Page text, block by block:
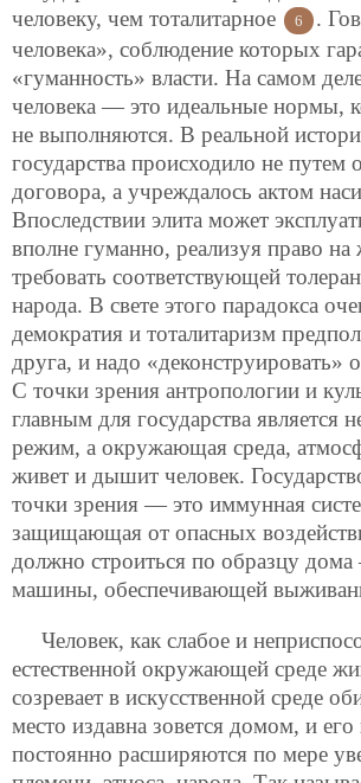
человеку, чем тоталитарное
6
.
человека», соблюдение которых
«гуманность» власти. На самом
человека — это идеальные нормы,
не выполняются. В реальной
государства происходило не путем
договора, а учреждалось актом
Впоследствии элита может
вполне гуманно, реализуя право на
требовать соответствующей
народа. В свете этого парадокса
демократия и тоталитаризм
друга, и надо «деконструировать»
С точки зрения антропологии и
главным для государства является
режим, а окружающая среда,
живет и дышит человек.
точки зрения — это иммунная
защищающая от опасных
должно строиться по образцу
машины, обеспечивающей
Человек, как слабое и
естественной окружающей среде
созревает в искусственной среде
место издавна зовется домом, и
постоянно расширяются по мере